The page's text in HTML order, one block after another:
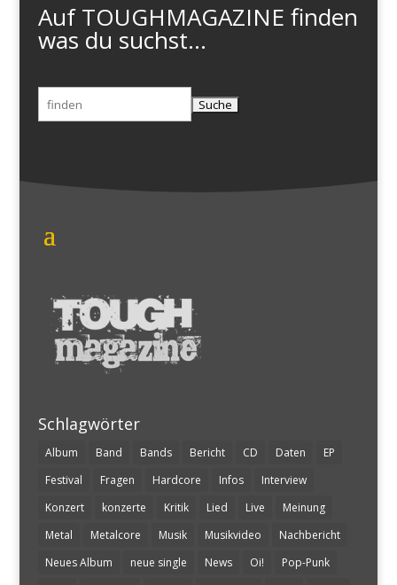
Auf TOUGHMAGAZINE finden
was du suchst...
Suchen
nach:
Schlagwörter
Album Band Bands Bericht CD Daten
EP
Festival
Fragen Hardcore Infos
Interview
Konzert
konzerte Kritik Lied Live
Meinung
Metal
Metalcore Musik Musikvideo
Nachbericht
Neues Album
neue single News Oi!
Pop-Punk